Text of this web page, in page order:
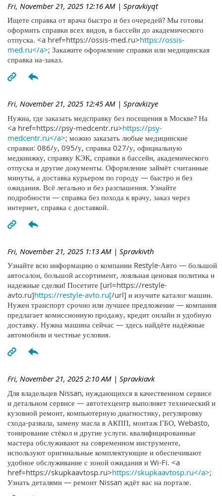
Fri, November 21, 2025 12:16 AM | Spravkiyqt
Ищете справка от врача быстро и без очередей? Мы готовы
оформить справки всех видов, в бассейн до академического
отпуска. <a href=https://ossis-med.ru>https://ossis-
med.ru</a>; Закажите оформление справки или медицинская
справка на-заказ.
Fri, November 21, 2025 12:45 AM | Spravkizye
Нужна, где заказать медсправку без посещения в Москве? На
<a href=https://psy-medcentr.ru>https://psy-
medcentr.ru</a>; можно заказать любые медицинские
справки: 086/у, 095/у, справка 027/у, официальную
медкнижку, справку КЭК, справки в бассейн, академического
отпуска и другие документы. Оформление займёт считанные
минуты, а доставка курьером по городу — быстро и без
ожидания. Всё легально и без разглашения. Узнайте
подробности — справка без похода к врачу, заказ через
интернет, справка с доставкой.
Fri, November 21, 2025 1:13 AM | Spravkivth
Узнайте всю информацию о компании Restyle-Авто — большой
автосалон, большой ассортимент, лояльная ценовая политика и
надежные сделки! Посетите [url=https://restyle-
avto.ru]https://restyle-avto.ru[/url] и изучите каталог машин.
Нужен транспорт срочно или лучшее предложение — компания
предлагает комиссионную продажу, кредит онлайн и удобную
доставку. Нужна машина сейчас — здесь найдёте надёжные
автомобили и честные условия.
Fri, November 21, 2025 2:10 AM | Spravkiavk
Для владельцев Nissan, нуждающихся в качественном сервисе
и детальном сервисе — автотехцентр выполняет технический и
кузовной ремонт, компьютерную диагностику, регулировку
схода-развала, замену масла в АКПП, монтаж ГБО, Webasto,
тонирование стёкол и другие услуги. квалифицированные
мастера обслуживают на современном инструменте,
используют оригинальные комплектующие и обеспечивают
удобное обслуживание с зоной ожидания и Wi-Fi. <a
href=https://skupkaavtosp.ru>https://skupkaavtosp.ru</a>;
Узнать деталями — ремонт Nissan ждёт вас на портале.